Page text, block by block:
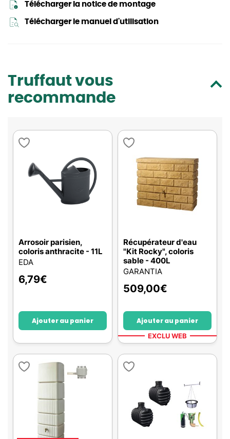
Télécharger la notice de montage
Télécharger le manuel d'utilisation
Truffaut vous
recommande
Arrosoir parisien,
coloris anthracite - 11L
EDA
6,79€
Ajouter au panier
Récupérateur d'eau
"Kit Rocky", coloris
sable - 400L
GARANTIA
509,00€
Ajouter au panier
EXCLU WEB